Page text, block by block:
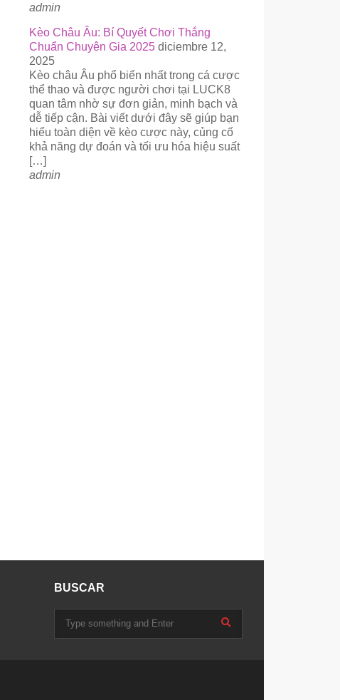
admin
Kèo Châu Âu: Bí Quyết Chơi Thắng
Chuẩn Chuyên Gia 2025 diciembre 12,
2025
Kèo châu Âu phổ biến nhất trong cá cược
thể thao và được người chơi tại LUCK8
quan tâm nhờ sự đơn giản, minh bạch và
dễ tiếp cận. Bài viết dưới đây sẽ giúp bạn
hiểu toàn diện về kèo cược này, củng cố
khả năng dự đoán và tối ưu hóa hiệu suất
[…]
admin
BUSCAR